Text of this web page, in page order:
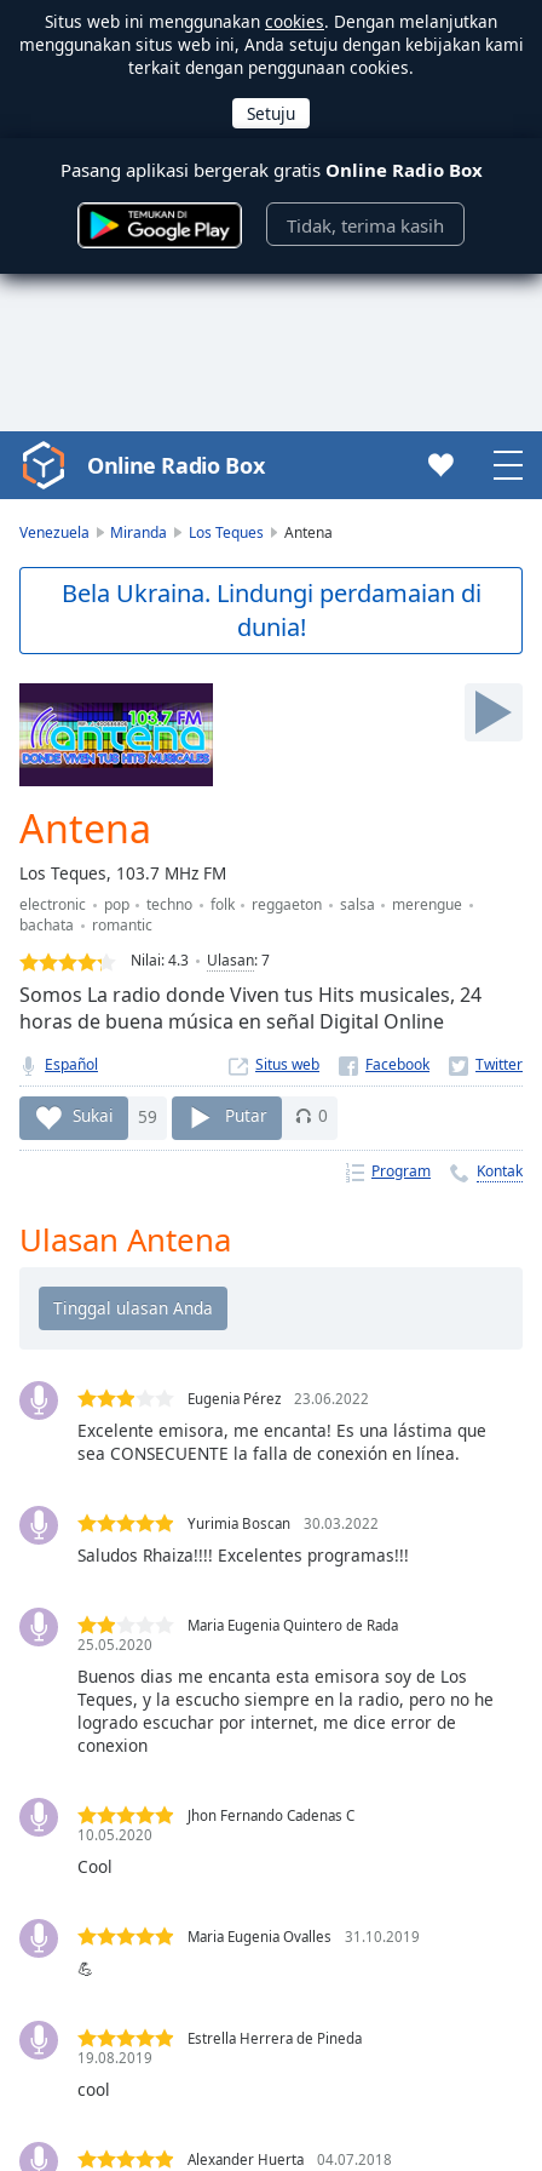
Situs web ini menggunakan cookies. Dengan melanjutkan
menggunakan situs web ini, Anda setuju dengan kebijakan kami
terkait dengan penggunaan cookies.
Pasang aplikasi bergerak gratis Online Radio Box
Tidak, terima kasih
Video
Player
Skip
Skip
Forward
Mute
Current
Loaded:
0.00%
Stream
TypeLIVE
Seek to
currently
live LIVE
Remaining
Time-
Playback
Rate
Chapters
Chapters
Descriptions
descriptions
,
Subtitles
opens
subtitles
settings
dialog
subtitles
Audio
in-
Picture
Fullscreen
Beginning
Online Radio Box
Venezuela Miranda Los Teques Antena
Bela Ukraina. Lindungi perdamaian di
dunia!
Antena
Los Teques, 103.7 MHz FM
electronic pop techno folk reggaeton salsa
merengue
bachata
romantic
Nilai:4.3 Ulasan:7
Somos La radio donde Viven tus Hits musicales, 24
horas de buena música en señal Digital Online
Español Situs web
Sukai 59 Putar 0
Program Kontak
Ulasan Antena
Eugenia Pérez 23.06.2022
Excelente emisora, me encanta! Es una lástima que
sea CONSECUENTE la falla de conexión en línea.
Yurimia Boscan 30.03.2022
Saludos Rhaiza!!!! Excelentes programas!!!
Maria Eugenia Quintero de Rada
25.05.2020
Buenos dias me encanta esta emisora soy de Los
Teques, y la escucho siempre en la radio, pero no he
logrado escuchar por internet, me dice error de
conexion
Jhon Fernando Cadenas C
10.05.2020
Cool
Maria Eugenia Ovalles 31.10.2019
💪
Estrella Herrera de Pineda
19.08.2019
cool
Alexander Huerta 04.07.2018